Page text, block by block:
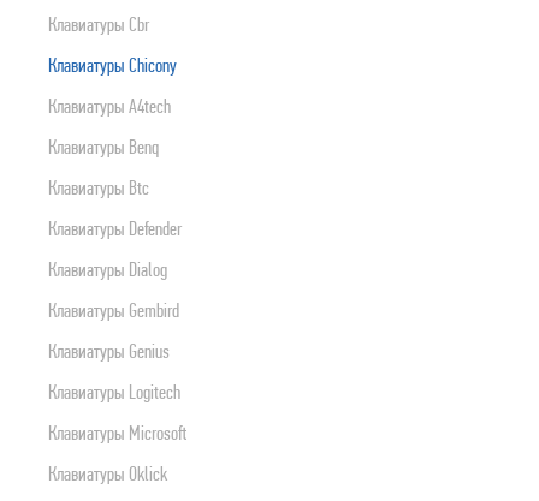
БЛОКИ БЕСПЕРЕБОЙНОГО ПИТАНИЯ
МУЛЬТИМЕДИА
РАСХОДНИКИ
ОРГТЕХНИКА
СЕТЕВОЕ ОБОРУДОВАНИЕ
СЕТЕВЫЕ И ИНТЕРФЕЙСНЫЕ ШНУРЫ
БЫТОВАЯ И КЛИМАТИЧЕСКАЯ ТЕХНИКА
TV, ПЛЕЕРЫ, ДОМАШНИЕ КИНОТЕАТРЫ И Т.Д.
ВНЕШНИЕ НАКОПИТЕЛИ
Клавиатуры Cbr
Клавиатуры Chicony
Клавиатуры A4tech
Клавиатуры Benq
Клавиатуры Btc
Клавиатуры Defender
Клавиатуры Dialog
Клавиатуры Gembird
Клавиатуры Genius
Клавиатуры Logitech
Клавиатуры Microsoft
Клавиатуры Oklick